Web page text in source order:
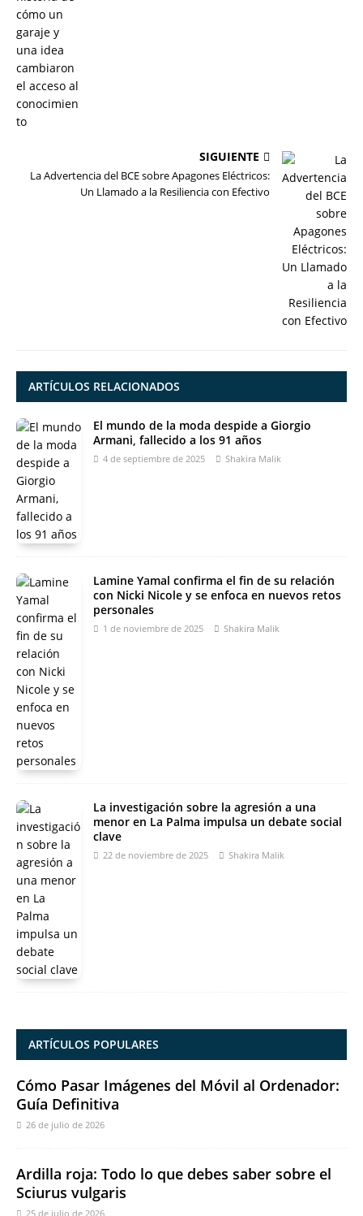
SIGUIENTE
La Advertencia del BCE sobre Apagones Eléctricos:
Un Llamado a la Resiliencia con Efectivo
ARTÍCULOS RELACIONADOS
El mundo de la moda despide a Giorgio
Armani, fallecido a los 91 años
4 de septiembre de 2025 Shakira Malik
Lamine Yamal confirma el fin de su relación
con Nicki Nicole y se enfoca en nuevos retos
personales
1 de noviembre de 2025 Shakira Malik
La investigación sobre la agresión a una
menor en La Palma impulsa un debate social
clave
22 de noviembre de 2025 Shakira Malik
ARTÍCULOS POPULARES
Cómo Pasar Imágenes del Móvil al Ordenador:
Guía Definitiva
26 de julio de 2026
Ardilla roja: Todo lo que debes saber sobre el
Sciurus vulgaris
25 de julio de 2026